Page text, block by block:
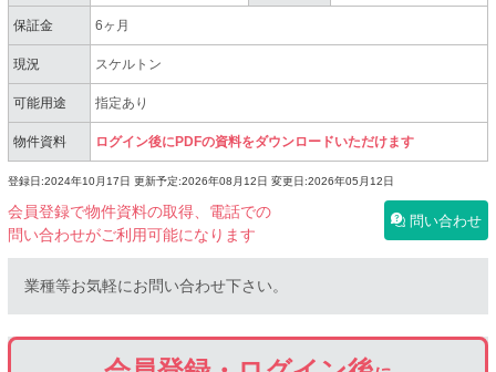
保証金 6ヶ月
現況 スケルトン
可能用途 指定あり
物件資料 ログイン後にPDFの資料をダウンロードいただけます
登録日:2024年10月17日 更新予定:2026年08月12日 変更日:2026年05月12日
会員登録で物件資料の取得、電話での
問い合わせがご利用可能になります
問い合わせ
業種等お気軽にお問い合わせ下さい。